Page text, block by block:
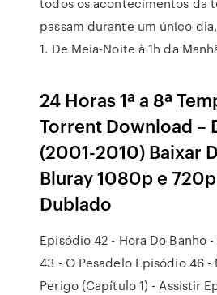
passam durante um único
1. De Meia-Noite à 1h da
24 Horas 1ª a 8ª
Torrent Download –
(2001-2010) Baixar
Bluray 1080p e
Dublado
Episódio 42 - Hora Do Banho
43 - O Pesadelo Episódio 46 -
Perigo (Capítulo 1) - Assistir